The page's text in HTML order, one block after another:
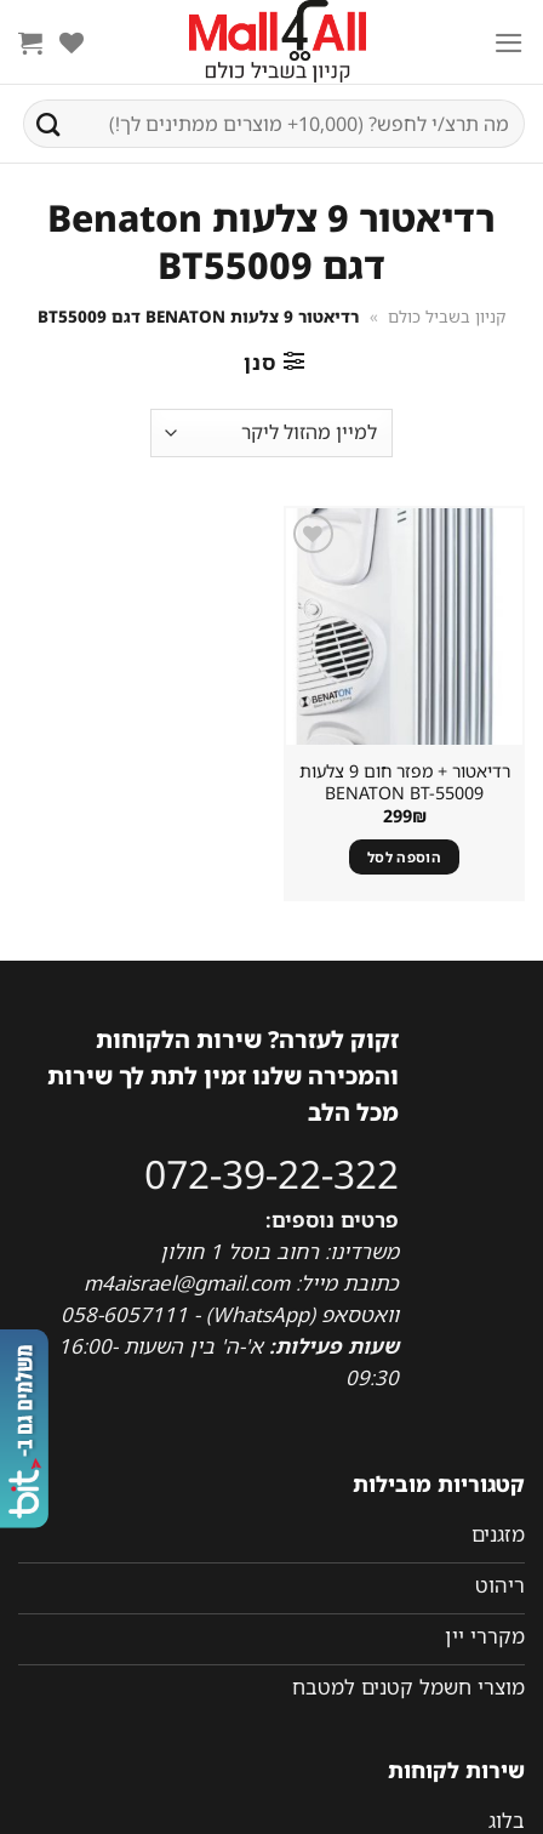
content
חיפוש
עבור:
רדיאטור 9 צלעות Benaton
דגם BT55009
קניון בשביל כולם » רדיאטור 9 צלעות BENATON דגם BT55009
סנן
במועדפים
רדיאטור + מפזר חום 9 צלעות
BENATON BT-55009
299₪
הוספה לסל
זקוק לעזרה? שירות הלקוחות
והמכירה שלנו זמין לתת לך שירות
מכל הלב
072-39-22-322
פרטים נוספים:
משרדינו: רחוב בוסל 1 חולון
כתובת מייל: m4aisrael@gmail.com
וואטסאפ (WhatsApp) - 058-6057111
שעות פעילות:
א'-ה' בין השעות 16:00-
09:30
קטגוריות מובילות
מזגנים
ריהוט
מקררי יין
מוצרי חשמל קטנים למטבח
שירות לקוחות
בלוג